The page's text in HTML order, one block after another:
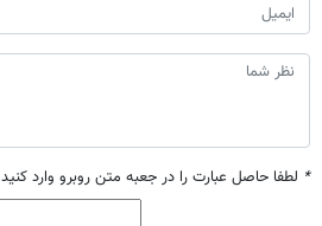
* لطفا حاصل عبارت را در جعبه متن روبرو وارد کنید